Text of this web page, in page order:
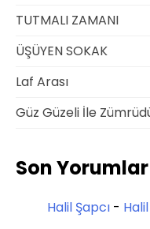
TUTMALI ZAMANI
ÜŞÜYEN SOKAK
Laf Arası
Güz Güzeli İle
Son Yorumlar
Halil Şapcı -